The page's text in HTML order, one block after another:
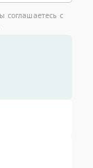
соглашаетесь с